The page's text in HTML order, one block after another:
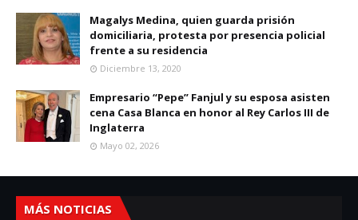
Magalys Medina, quien guarda prisión
domiciliaria, protesta por presencia policial
frente a su residencia
Diciembre 13, 2020
Empresario “Pepe” Fanjul y su esposa asisten
cena Casa Blanca en honor al Rey Carlos III de
Inglaterra
Mayo 02, 2026
MÁS NOTICIAS